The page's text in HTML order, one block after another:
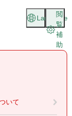
閲
覧
補
助
Language
いて